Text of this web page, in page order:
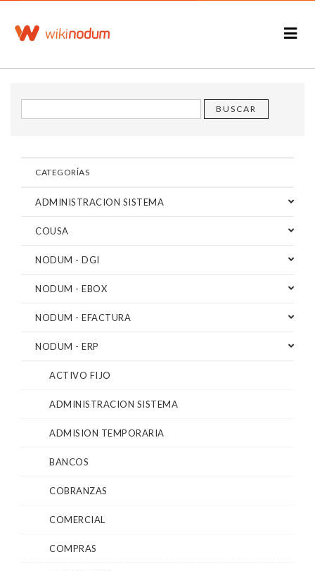
CATEGORÍAS
ADMINISTRACION SISTEMA
COUSA
NODUM - DGI
NODUM - EBOX
NODUM - EFACTURA
NODUM - ERP
ACTIVO FIJO
ADMINISTRACION SISTEMA
ADMISION TEMPORARIA
BANCOS
COBRANZAS
COMERCIAL
COMPRAS